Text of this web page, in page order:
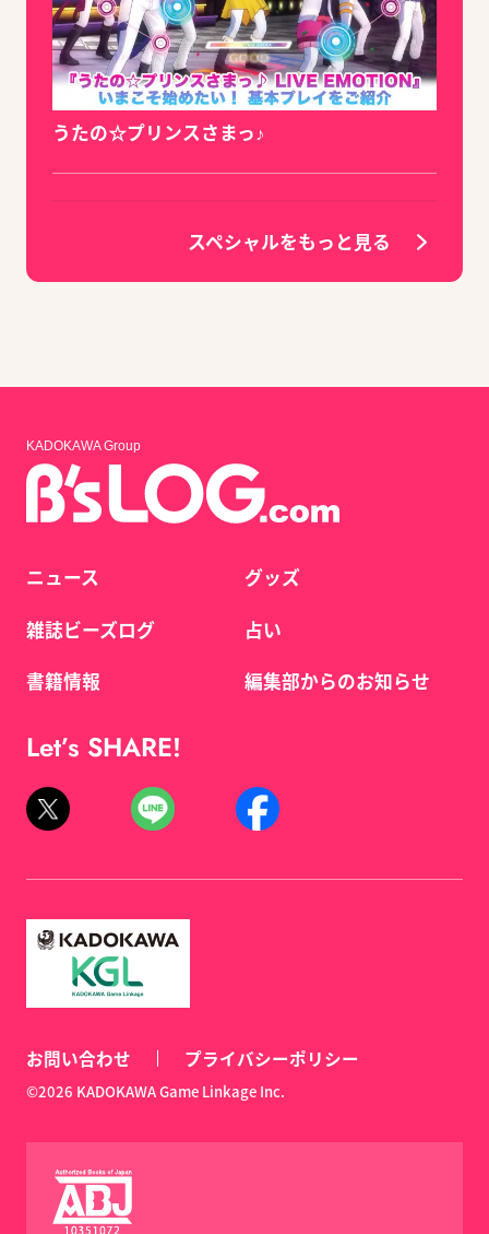
うたの☆プリンスさまっ♪
スペシャルをもっと見る
KADOKAWA Group
ニュース
雑誌ビーズログ
書籍情報
グッズ
占い
編集部からのお知らせ
Let’s SHARE!
お問い合わせ プライバシーポリシー
©2026 KADOKAWA Game Linkage Inc.